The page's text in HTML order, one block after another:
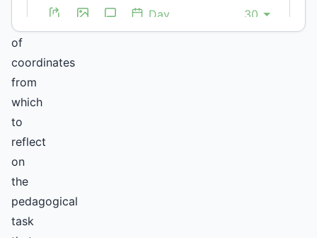
series
of
coordinates
from
which
to
reflect
on
the
pedagogical
task